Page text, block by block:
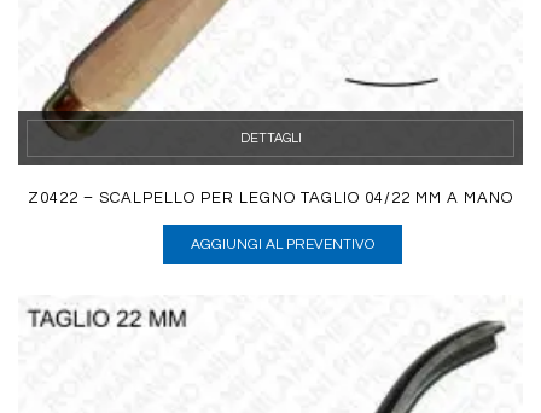
DETTAGLI
Z0422 – SCALPELLO PER LEGNO TAGLIO 04/22 MM A MANO
AGGIUNGI AL PREVENTIVO